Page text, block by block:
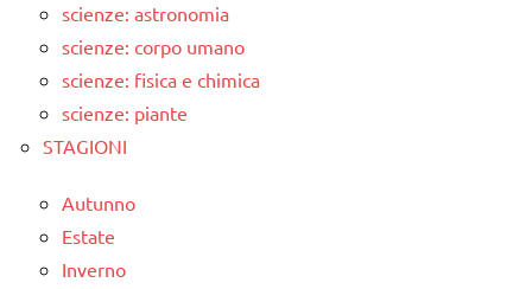
scienze: astronomia
scienze: corpo umano
scienze: fisica e chimica
scienze: piante
STAGIONI
Autunno
Estate
Inverno